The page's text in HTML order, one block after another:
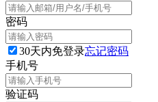
密码
30天内免登录忘记密码
手机号
验证码